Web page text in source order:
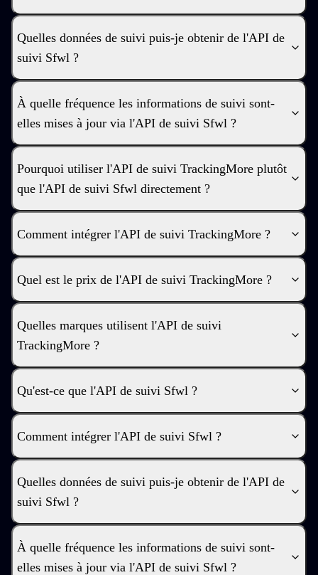
Quelles données de suivi puis-je obtenir de l'API de
suivi Sfwl ?
À quelle fréquence les informations de suivi sont-
elles mises à jour via l'API de suivi Sfwl ?
Pourquoi utiliser l'API de suivi TrackingMore plutôt
que l'API de suivi Sfwl directement ?
Comment intégrer l'API de suivi TrackingMore ?
Quel est le prix de l'API de suivi TrackingMore ?
Quelles marques utilisent l'API de suivi
TrackingMore ?
Qu'est-ce que l'API de suivi Sfwl ?
Comment intégrer l'API de suivi Sfwl ?
Quelles données de suivi puis-je obtenir de l'API de
suivi Sfwl ?
À quelle fréquence les informations de suivi sont-
elles mises à jour via l'API de suivi Sfwl ?